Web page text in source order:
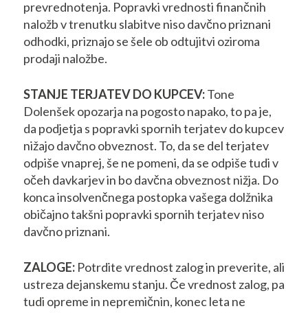
prevrednotenja. Popravki vrednosti finančnih
naložb v trenutku slabitve niso davčno priznani
odhodki, priznajo se šele ob odtujitvi oziroma
prodaji naložbe.
STANJE TERJATEV DO KUPCEV:Tone
Dolenšek opozarja na pogosto napako, to pa je,
da podjetja s popravki spornih terjatev do kupcev
nižajo davčno obveznost. To, da se del terjatev
odpiše vnaprej, še ne pomeni, da se odpiše tudi v
očeh davkarjev in bo davčna obveznost nižja. Do
konca insolvenčnega postopka vašega dolžnika
običajno takšni popravki spornih terjatev niso
davčno priznani.
ZALOGE: Potrdite vrednost zalog in preverite, ali
ustreza dejanskemu stanju. Če vrednost zalog, pa
tudi opreme in nepremičnin, konec leta ne